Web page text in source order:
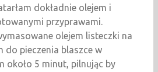
dokładnie olejem i
przyprawami.
olejem listeczki na
do pieczenia blaszce w
około 5 minut, pilnując by